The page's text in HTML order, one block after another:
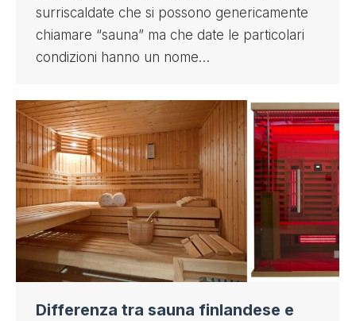
surriscaldate che si possono genericamente
chiamare “sauna” ma che date le particolari
condizioni hanno un nome…
Differenza tra sauna finlandese e